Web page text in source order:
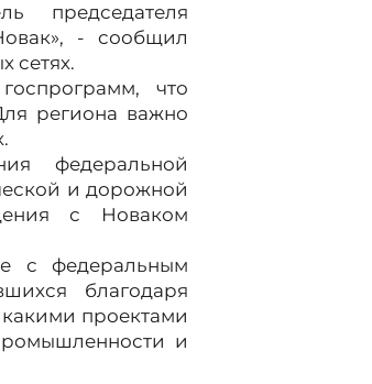
председателя
- сообщил
сетях.
что
региона важно
федеральной
и дорожной
с Новаком
с федеральным
благодаря
проектами
и